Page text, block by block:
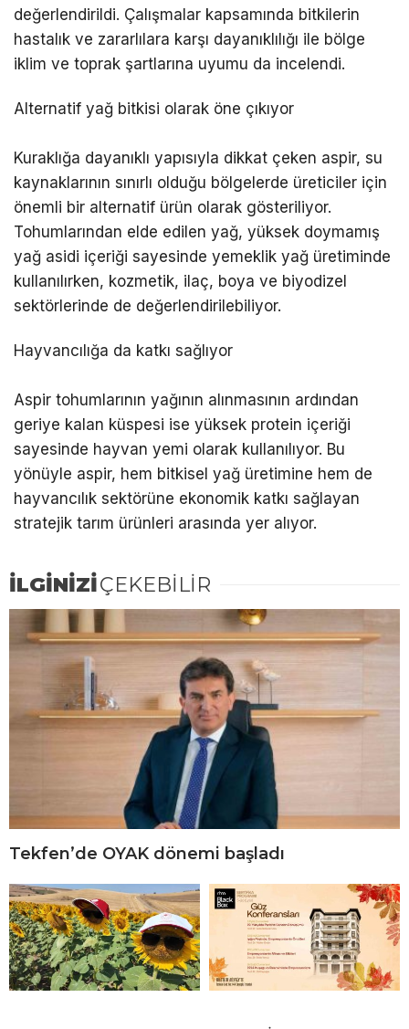
değerlendirildi. Çalışmalar kapsamında bitkilerin
hastalık ve zararlılara karşı dayanıklılığı ile bölge
iklim ve toprak şartlarına uyumu da incelendi.
Alternatif yağ bitkisi olarak öne çıkıyor
Kuraklığa dayanıklı yapısıyla dikkat çeken aspir, su
kaynaklarının sınırlı olduğu bölgelerde üreticiler için
önemli bir alternatif ürün olarak gösteriliyor.
Tohumlarından elde edilen yağ, yüksek doymamış
yağ asidi içeriği sayesinde yemeklik yağ üretiminde
kullanılırken, kozmetik, ilaç, boya ve biyodizel
sektörlerinde de değerlendirilebiliyor.
Hayvancılığa da katkı sağlıyor
Aspir tohumlarının yağının alınmasının ardından
geriye kalan küspesi ise yüksek protein içeriği
sayesinde hayvan yemi olarak kullanılıyor. Bu
yönüyle aspir, hem bitkisel yağ üretimine hem de
hayvancılık sektörüne ekonomik katkı sağlayan
stratejik tarım ürünleri arasında yer alıyor.
İLGİNİZİÇEKEBİLİR
Tekfen’de OYAK dönemi başladı